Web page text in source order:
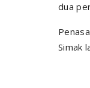
dua
Simak